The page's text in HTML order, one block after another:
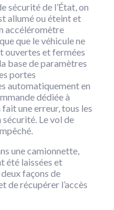
sécurité de l’État, on
allumé ou éteint et
accéléromètre
que le véhicule ne
ouvertes et fermées
base de paramètres
portes
automatiquement en
dédiée à
une erreur, tous les
Le vol de
une camionnette,
été laissées et
façons de
de récupérer l’accès